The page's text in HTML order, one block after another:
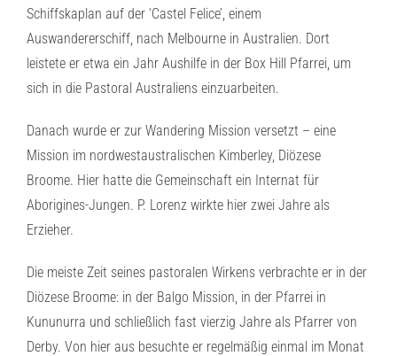
Schiffskaplan auf der ‘Castel Felice’, einem
Auswandererschiff, nach Melbourne in Australien. Dort
leistete er etwa ein Jahr Aushilfe in der Box Hill Pfarrei, um
sich in die Pastoral Australiens einzuarbeiten.
Danach wurde er zur Wandering Mission versetzt – eine
Mission im nordwestaustralischen Kimberley, Diözese
Broome. Hier hatte die Gemeinschaft ein Internat für
Aborigines-Jungen. P. Lorenz wirkte hier zwei Jahre als
Erzieher.
Die meiste Zeit seines pastoralen Wirkens verbrachte er in der
Diözese Broome: in der Balgo Mission, in der Pfarrei in
Kununurra und schließlich fast vierzig Jahre als Pfarrer von
Derby. Von hier aus besuchte er regelmäßig einmal im Monat